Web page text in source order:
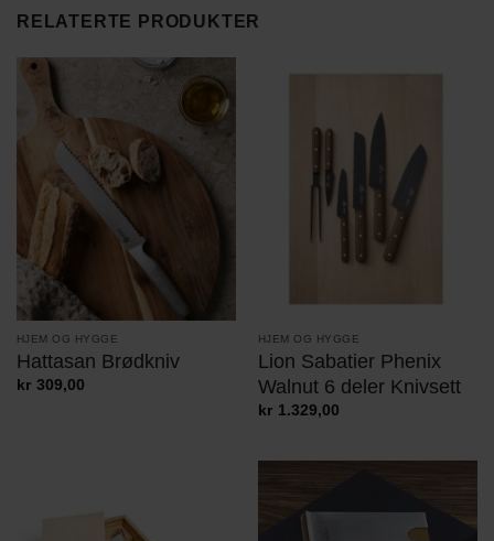
RELATERTE PRODUKTER
HJEM OG HYGGE
Hattasan Brødkniv
kr 309,00
HJEM OG HYGGE
Lion Sabatier Phenix
Walnut 6 deler Knivsett
kr 1.329,00